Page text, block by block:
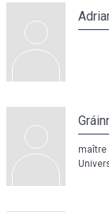
maître